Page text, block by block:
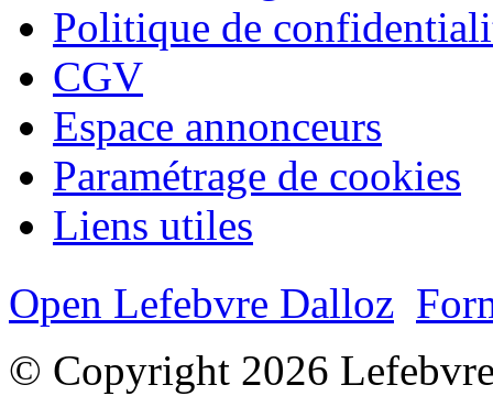
Politique de
CGV
Espace annonceurs
Paramétrage de cookies
Liens utiles
Open Lefebvre Dalloz
© Copyright 2026